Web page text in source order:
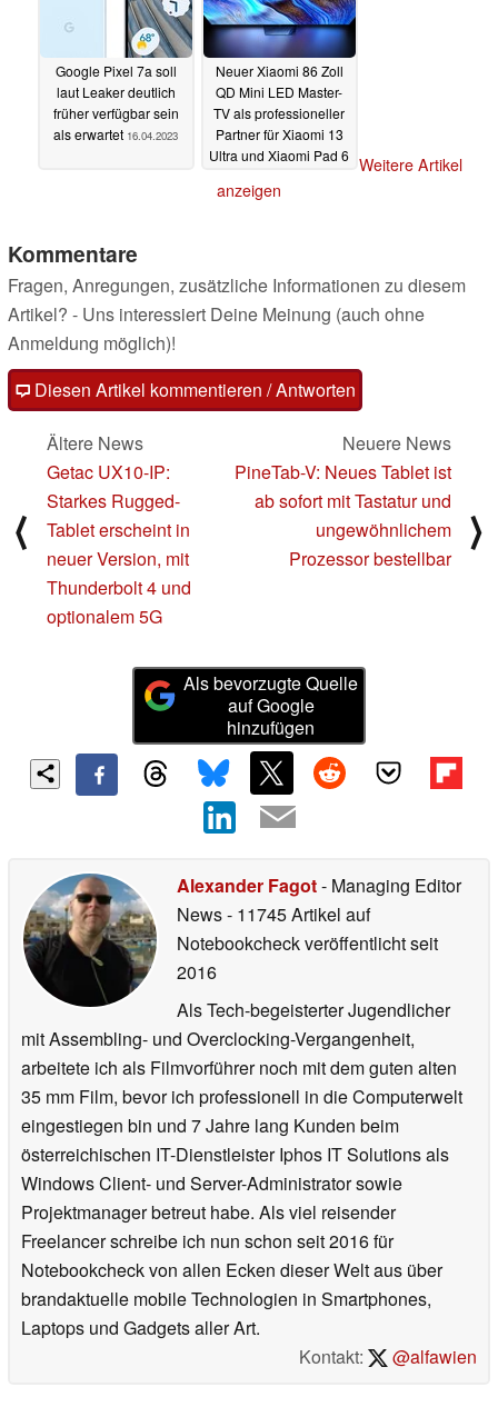
Google Pixel 7a soll
laut Leaker deutlich
früher verfügbar sein
als erwartet 16.04.2023
Neuer Xiaomi 86 Zoll
QD Mini LED Master-
TV als professioneller
Partner für Xiaomi 13
Ultra und Xiaomi Pad 6 Weitere Artikel
anzeigen
Kommentare
Fragen, Anregungen, zusätzliche Informationen zu diesem
Artikel? - Uns interessiert Deine Meinung (auch ohne
Anmeldung möglich)!
Diesen Artikel kommentieren / Antworten
⟨
Ältere News
Getac UX10-IP:
Starkes Rugged-
Tablet erscheint in
neuer Version, mit
Thunderbolt 4 und
optionalem 5G
Neuere News
PineTab-V: Neues Tablet ist
ab sofort mit Tastatur und
ungewöhnlichem
Prozessor bestellbar
⟩
Als bevorzugte Quelle
auf Google
hinzufügen
Alexander Fagot- Managing Editor
News- 11745 Artikel auf
Notebookcheck veröffentlichtseit
2016
Als Tech-begeisterter Jugendlicher
mit Assembling- und Overclocking-Vergangenheit,
arbeitete ich als Filmvorführer noch mit dem guten alten
35 mm Film, bevor ich professionell in die Computerwelt
eingestiegen bin und 7 Jahre lang Kunden beim
österreichischen IT-Dienstleister Iphos IT Solutions als
Windows Client- und Server-Administrator sowie
Projektmanager betreut habe. Als viel reisender
Freelancer schreibe ich nun schon seit 2016 für
Notebookcheck von allen Ecken dieser Welt aus über
brandaktuelle mobile Technologien in Smartphones,
Laptops und Gadgets aller Art.
Kontakt:
@alfawien